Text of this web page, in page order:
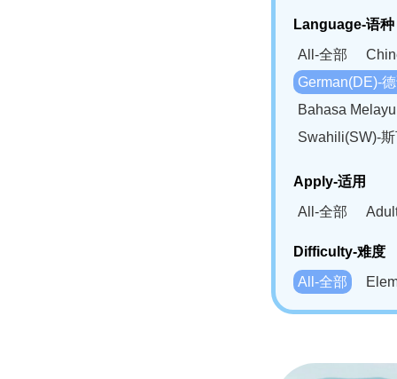
Language-语种
All-全部
German(DE)-
Bahasa
Swahili(SW)-
Apply-适用
All-全部
Difficulty-难度
All-全部